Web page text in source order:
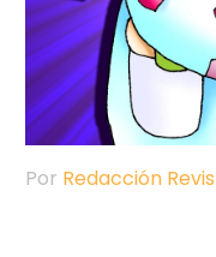
Por Redacción